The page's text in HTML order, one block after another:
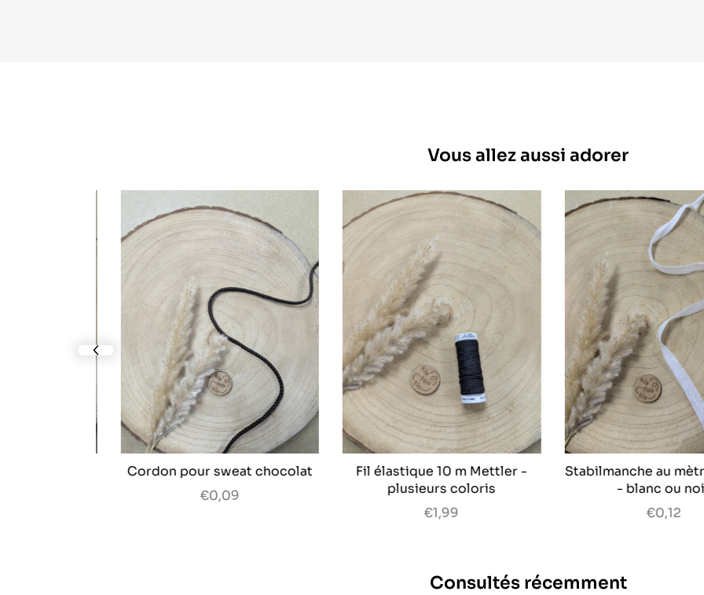
Vous allez aussi adorer
Cordon pour sweat chocolat
€0,09
Fil élastique 10 m Mettler -
plusieurs coloris
€1,99
Stabilmanche au mètre -
- blanc ou noir
€0,12
prev slide
Consultés récemment